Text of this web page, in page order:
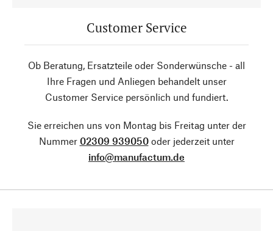
Customer Service
Ob Beratung, Ersatzteile oder Sonderwünsche - all
Ihre Fragen und Anliegen behandelt unser
Customer Service persönlich und fundiert.
Sie erreichen uns von Montag bis Freitag unter der
Nummer 02309 939050oder jederzeit unter
info@manufactum.de